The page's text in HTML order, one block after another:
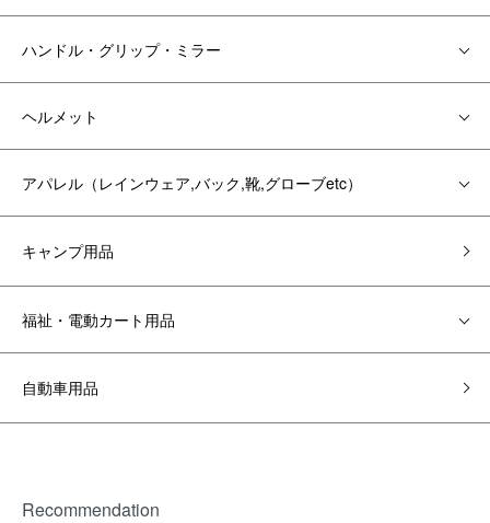
ハンドル・グリップ・ミラー
ヘルメット
アパレル（レインウェア,バック,靴,グローブetc）
キャンプ用品
福祉・電動カート用品
自動車用品
Recommendation